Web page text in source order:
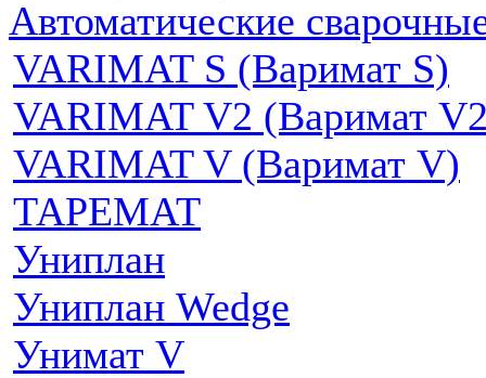
Автоматические
VARIMAT S (Варимат S)
VARIMAT V2 (Варимат
VARIMAT V (Варимат V)
ТАРЕМАТ
Униплан
Униплан Wedge
Унимат V